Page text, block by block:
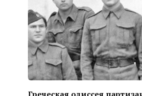
Греческая одиссея